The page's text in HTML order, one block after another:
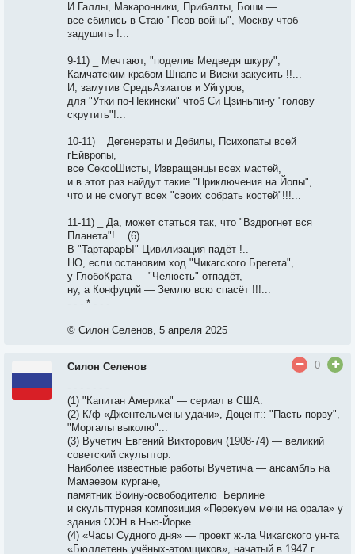
И Галлы, Макаронники, Прибалты, Боши —
все сбились в Стаю "Псов войны", Москву чтоб
задушить !...
9-11) _ Мечтают, "поделив Медведя шкуру",
Камчатским крабом Шнапс и Виски закусить !!...
И, замутив СредьАзиатов и Уйгуров,
для "Утки по-Пекински" чтоб Си Цзиньпину "голову
скрутить"!...
10-11) _ Дегенераты и Дебилы, Психопаты всей
гЕйвропы,
все СексоШисты, Извращенцы всех мастей,
и в этот раз найдут такие "Приключения на Йопы",
что и не смогут всех "своих собрать костей"!!!...
11-11) _ Да, может статься так, что "Вздрогнет вся
Планета"!... (6)
В "ТартарарЫ" Цивилизация падёт !..
НО, если остановим ход "Чикагского Брегета",
у ГлобоКрата — "Челюсть" отпадёт,
ну, а Конфуций — Землю всю спасёт !!!...
- - - * - - -
© Силон Селенов, 5 апреля 2025
Силон Селенов
0
- - - - - - -
(1) "Капитан Америка" — сериал в США.
(2) К/ф «Джентельмены удачи», Доцент:: "Пасть порву",
"Моргалы выколю"...
(3) Вучетич Евгений Викторович (1908-74) — великий
советский скульптор.
Наиболее известные работы Вучетича — ансамбль на
Мамаевом кургане,
памятник Воину-освободителю Берлине
и скульптурная композиция «Перекуем мечи на орала» у
здания ООН в Нью-Йорке.
(4) «Часы Судного дня» — проект ж-ла Чикагского ун-та
«Бюллетень учёных-атомщиков», начатый в 1947 г.